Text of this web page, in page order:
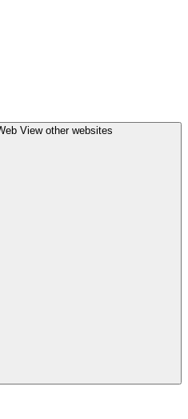
View other websites